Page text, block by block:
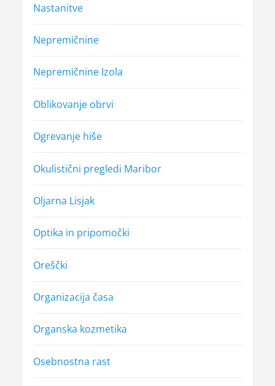
Nastanitve
Nepremičnine
Nepremičnine Izola
Oblikovanje obrvi
Ogrevanje hiše
Okulistični pregledi Maribor
Oljarna Lisjak
Optika in pripomočki
Oreščki
Organizacija časa
Organska kozmetika
Osebnostna rast